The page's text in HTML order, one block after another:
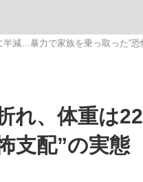
減…暴力で家族を乗っ取った“恐
れ、体重は
支配”の実態